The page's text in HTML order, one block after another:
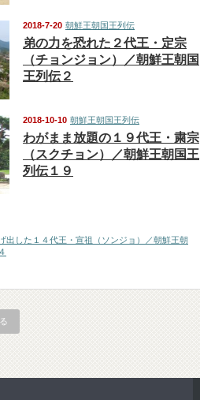
2018-7-20 朝鮮王朝国王列伝
弟の力を恐れた２代王・定宗
（チョンジョン）／朝鮮王朝国
王列伝２
2018-10-10 朝鮮王朝国王列伝
わがまま放題の１９代王・粛宗
（スクチョン）／朝鮮王朝国王
列伝１９
出した１４代王・宣祖（ソンジョ）／朝鮮王朝